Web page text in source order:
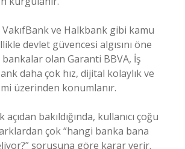
VakıfBank ve Halkbank gibi kamu
devlet güvencesi algısını öne
bankalar olan Garanti BBVA, İş
daha çok hız, dijital kolaylık ve
üzerinden konumlanır.
bakıldığında, kullanıcı çoğu
çok “hangi banka bana
sorusuna göre karar verir.